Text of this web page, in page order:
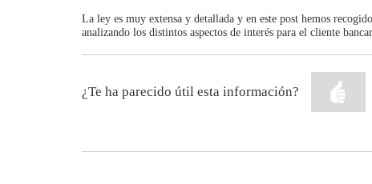
La ley es muy extensa y detallada y en este post hemos
analizando los distintos aspectos de interés para el cliente
¿Te ha parecido útil esta información?